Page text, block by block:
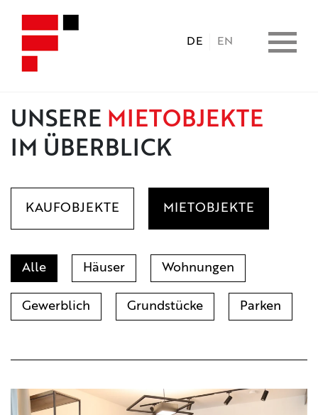
DE EN
HOME
LEISTUNGEN
UNTERNEHMEN
IMPRESSUM
UNSERE MIETOBJEKTE
IM ÜBERBLICK
KAUFOBJEKTE MIETOBJEKTE
Alle Häuser Wohnungen
Gewerblich Grundstücke Parken